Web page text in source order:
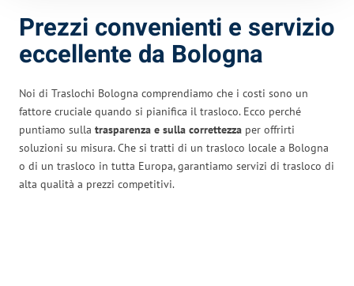
Prezzi convenienti e servizio
eccellente da Bologna
Noi di Traslochi Bologna comprendiamo che i costi sono un
fattore cruciale quando si pianifica il trasloco. Ecco perché
puntiamo sulla trasparenza e sulla correttezza per offrirti
soluzioni su misura. Che si tratti di un trasloco locale a Bologna
o di un trasloco in tutta Europa, garantiamo servizi di trasloco di
alta qualità a prezzi competitivi.